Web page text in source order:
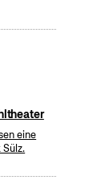
eine